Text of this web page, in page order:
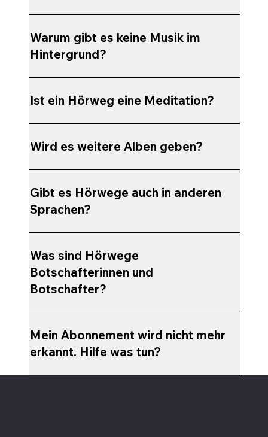
Warum gibt es keine Musik im
Hintergrund?
Ist ein Hörweg eine Meditation?
Wird es weitere Alben geben?
Gibt es Hörwege auch in anderen
Sprachen?
Was sind Hörwege
Botschafterinnen und
Botschafter?
Mein Abonnement wird nicht mehr
erkannt. Hilfe was tun?